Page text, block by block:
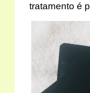
tratamento é